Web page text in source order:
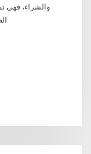
والشراء، فهي